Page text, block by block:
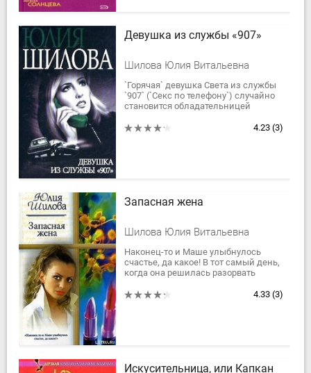
Девушка из службы «907»
Шилова Юлия Витальевна
`Горячая` девушка Света из службы
`907` (`Секс по телефону`) случайно
становится обладательницей
получить эту сумму, ей пришлось
4.23 (3)
Запасная жена
Шилова Юлия Витальевна
Наконец-то и Маше улыбнулось
счастье, да какое! В тот самый день,
когда она решилась разорвать
женатым мужчиной, ей встретился
4.33 (3)
Искусительница, или Капкан